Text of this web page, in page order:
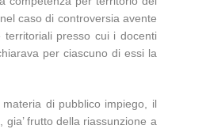
caso di controversia avente
presso cui i docenti
per ciascuno di essi la
di pubblico impiego, il
frutto della riassunzione a